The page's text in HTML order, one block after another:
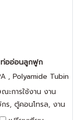
ท่ออ่อนลูกฟูก
, Polyamide Tubin
CONDUITS
ะการใช้งาน งาน
กร, ตู้คอนโทรล, งาน
สายใน-นอกอาคาร